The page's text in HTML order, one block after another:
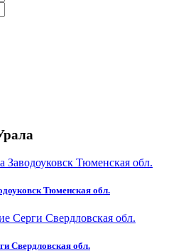
Тюменская обл.
Свердловская обл.